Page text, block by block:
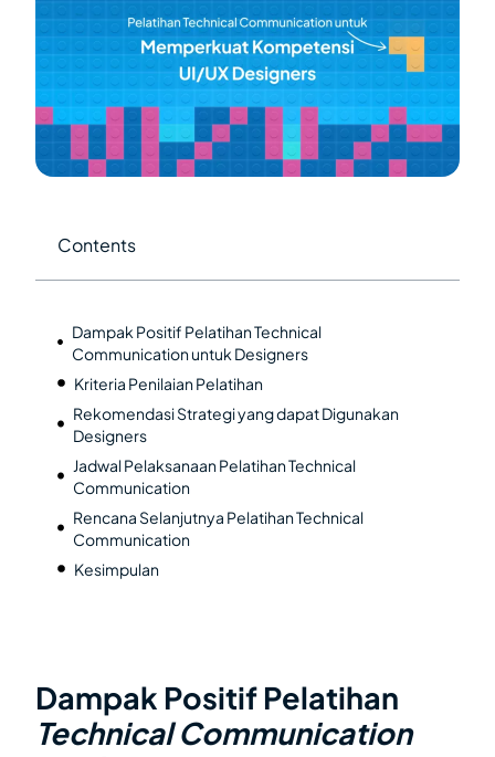
Contents
Dampak Positif Pelatihan Technical
Communication untuk Designers
Kriteria Penilaian Pelatihan
Rekomendasi Strategi yang dapat Digunakan
Designers
Jadwal Pelaksanaan Pelatihan Technical
Communication
Rencana Selanjutnya Pelatihan Technical
Communication
Kesimpulan
Dampak Positif Pelatihan
Technical Communication